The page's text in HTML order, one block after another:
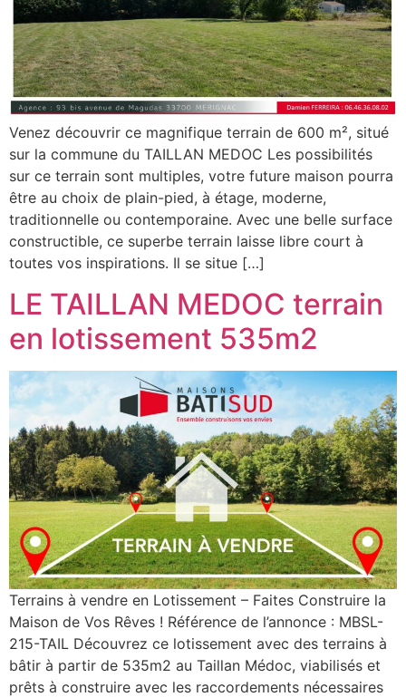
Venez découvrir ce magnifique terrain de 600 m², situé
sur la commune du TAILLAN MEDOC Les possibilités
sur ce terrain sont multiples, votre future maison pourra
être au choix de plain-pied, à étage, moderne,
traditionnelle ou contemporaine. Avec une belle surface
constructible, ce superbe terrain laisse libre court à
toutes vos inspirations. Il se situe […]
LE TAILLAN MEDOC terrain
en lotissement 535m2
Terrains à vendre en Lotissement – Faites Construire la
Maison de Vos Rêves ! Référence de l’annonce : MBSL-
215-TAIL Découvrez ce lotissement avec des terrains à
bâtir à partir de 535m2 au Taillan Médoc, viabilisés et
prêts à construire avec les raccordements nécessaires